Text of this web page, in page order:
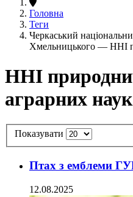
Головна
Теги
Черкаський
Хмельницького — ННІ
ННІ
аграрних наук
Показувати
Птах з емблеми
12.08.2025